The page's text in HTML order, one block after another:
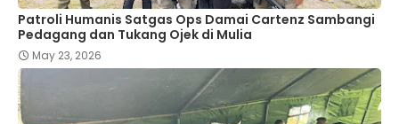
Patroli Humanis Satgas Ops Damai Cartenz Sambangi
Pedagang dan Tukang Ojek di Mulia
May 23, 2026